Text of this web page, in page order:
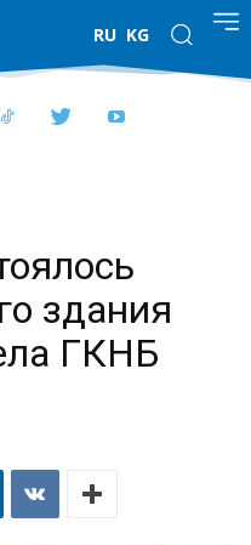
RU KG
здания
ГКНБ